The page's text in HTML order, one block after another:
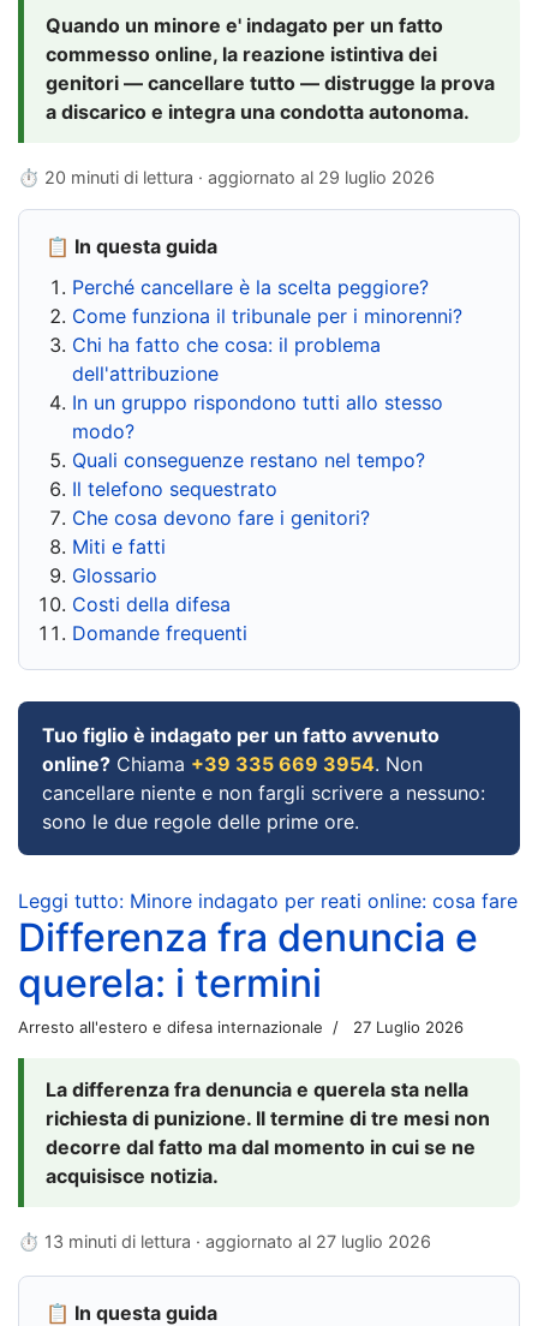
Quando un minore e' indagato per un fatto
commesso online, la reazione istintiva dei
genitori — cancellare tutto — distrugge la prova
a discarico e integra una condotta autonoma.
⏱ 20 minuti di lettura · aggiornato al 29 luglio 2026
📋 In questa guida
Perché cancellare è la scelta peggiore?
Come funziona il tribunale per i minorenni?
Chi ha fatto che cosa: il problema
dell'attribuzione
In un gruppo rispondono tutti allo stesso
modo?
Quali conseguenze restano nel tempo?
Il telefono sequestrato
Che cosa devono fare i genitori?
Miti e fatti
Glossario
Costi della difesa
Domande frequenti
Tuo figlio è indagato per un fatto avvenuto
online? Chiama +39 335 669 3954. Non
cancellare niente e non fargli scrivere a nessuno:
sono le due regole delle prime ore.
Leggi tutto: Minore indagato per reati online: cosa fare
Differenza fra denuncia e
querela: i termini
Arresto all'estero e difesa internazionale 27 Luglio 2026
La differenza fra denuncia e querela sta nella
richiesta di punizione. Il termine di tre mesi non
decorre dal fatto ma dal momento in cui se ne
acquisisce notizia.
⏱ 13 minuti di lettura · aggiornato al 27 luglio 2026
📋 In questa guida